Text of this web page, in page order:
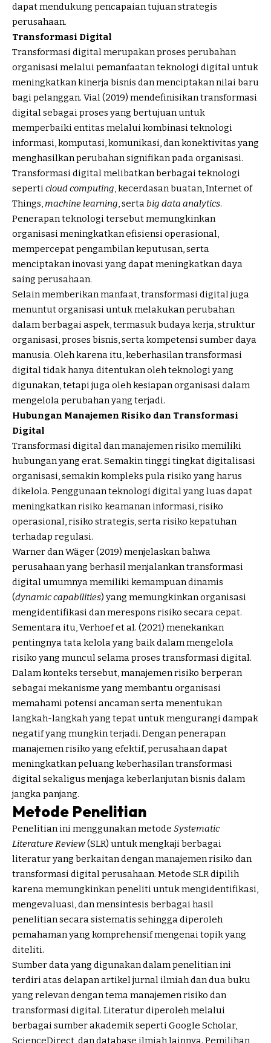
dapat mendukung pencapaian tujuan strategis
perusahaan.
Transformasi Digital
Transformasi digital merupakan proses perubahan
organisasi melalui pemanfaatan teknologi digital untuk
meningkatkan kinerja bisnis dan menciptakan nilai baru
bagi pelanggan. Vial (2019) mendefinisikan transformasi
digital sebagai proses yang bertujuan untuk
memperbaiki entitas melalui kombinasi teknologi
informasi, komputasi, komunikasi, dan konektivitas yang
menghasilkan perubahan signifikan pada organisasi.
Transformasi digital melibatkan berbagai teknologi
seperti cloud computing , kecerdasan buatan, Internet of
Things, machine learning , serta big data analytics.
Penerapan teknologi tersebut memungkinkan
organisasi meningkatkan efisiensi operasional,
mempercepat pengambilan keputusan, serta
menciptakan inovasi yang dapat meningkatkan daya
saing perusahaan.
Selain memberikan manfaat, transformasi digital juga
menuntut organisasi untuk melakukan perubahan
dalam berbagai aspek, termasuk budaya kerja, struktur
organisasi, proses bisnis, serta kompetensi sumber daya
manusia. Oleh karena itu, keberhasilan transformasi
digital tidak hanya ditentukan oleh teknologi yang
digunakan, tetapi juga oleh kesiapan organisasi dalam
mengelola perubahan yang terjadi.
Hubungan Manajemen Risiko dan Transformasi
Digital
Transformasi digital dan manajemen risiko memiliki
hubungan yang erat. Semakin tinggi tingkat digitalisasi
organisasi, semakin kompleks pula risiko yang harus
dikelola. Penggunaan teknologi digital yang luas dapat
meningkatkan risiko keamanan informasi, risiko
operasional, risiko strategis, serta risiko kepatuhan
terhadap regulasi.
Warner dan Wäger (2019) menjelaskan bahwa
perusahaan yang berhasil menjalankan transformasi
digital umumnya memiliki kemampuan dinamis
(dynamic capabilities) yang memungkinkan organisasi
mengidentifikasi dan merespons risiko secara cepat.
Sementara itu, Verhoef et al. (2021) menekankan
pentingnya tata kelola yang baik dalam mengelola
risiko yang muncul selama proses transformasi digital.
Dalam konteks tersebut, manajemen risiko berperan
sebagai mekanisme yang membantu organisasi
memahami potensi ancaman serta menentukan
langkah-langkah yang tepat untuk mengurangi dampak
negatif yang mungkin terjadi. Dengan penerapan
manajemen risiko yang efektif, perusahaan dapat
meningkatkan peluang keberhasilan transformasi
digital sekaligus menjaga keberlanjutan bisnis dalam
jangka panjang.
Metode Penelitian
Penelitian ini menggunakan metode Systematic
Literature Review(SLR) untuk mengkaji berbagai
literatur yang berkaitan dengan manajemen risiko dan
transformasi digital perusahaan. Metode SLR dipilih
karena memungkinkan peneliti untuk mengidentifikasi,
mengevaluasi, dan mensintesis berbagai hasil
penelitian secara sistematis sehingga diperoleh
pemahaman yang komprehensif mengenai topik yang
diteliti.
Sumber data yang digunakan dalam penelitian ini
terdiri atas delapan artikel jurnal ilmiah dan dua buku
yang relevan dengan tema manajemen risiko dan
transformasi digital. Literatur diperoleh melalui
berbagai sumber akademik seperti Google Scholar,
ScienceDirect, dan database ilmiah lainnya. Pemilihan